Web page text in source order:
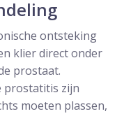
ontsteking
klier direct onder
prostaat.
prostatitis zijn
moeten plassen,